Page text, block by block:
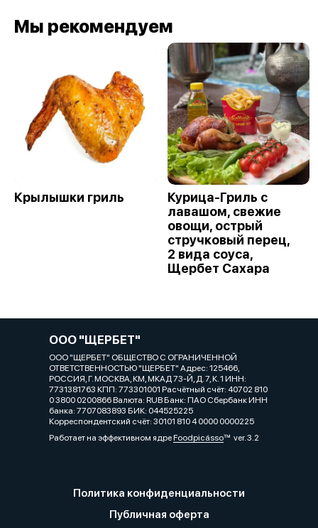
Мы рекомендуем
Крылышки гриль
Курица-Гриль с
лавашом, свежие
овощи, острый
стручковый перец,
2 вида соуса,
Щербет Сахара
ООО "ЩЕРБЕТ"
ООО "ЩЕРБЕТ" ОБЩЕСТВО С ОГРАНИЧЕННОЙ
ОТВЕТСТВЕННОСТЬЮ "ЩЕРБЕТ" Адрес: 125466,
РОССИЯ, Г. МОСКВА, КМ, МКАД 73-Й, Д. 7, К. 1 ИНН:
7731381763 КПП: 773301001 Расчётный счёт: 40702 810
0 3800 0200866 Валюта: RUB Банк: ПАО Сбербанк ИНН
банка: 7707083893 БИК: 044525225
Корреспондентский счёт: 30101 810 4 0000 0000225
Работает на эффективном ядреFoodpicássover. 3.2
Политика конфиденциальности
Публичная оферта